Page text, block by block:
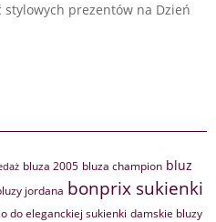
stylowych prezentów na Dzień
bluza 2005 bluza champion bluz
jordana bonprix sukienki
do eleganckiej sukienki damskie bluzy